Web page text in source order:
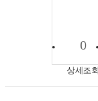
0
상세조회